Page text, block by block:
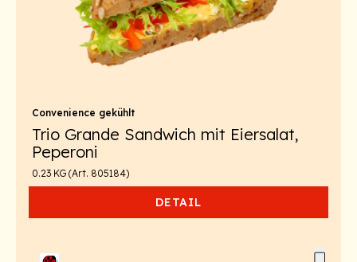
Convenience gekühlt
Trio Grande Sandwich mit Eiersalat,
Peperoni
0.23 KG (Art. 805184)
DETAIL